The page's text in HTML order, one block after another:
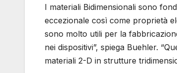
I materiali Bidimensionali sono
eccezionale così come proprietà
sono molto utili per la
nei dispositivi”, spiega Buehler.
materiali 2-D in strutture